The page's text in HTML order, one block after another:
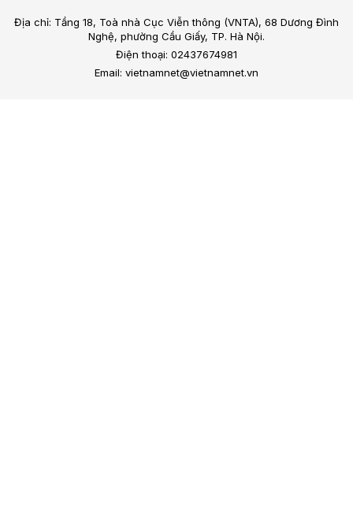
Địa chỉ: Tầng 18, Toà nhà Cục Viễn thông (VNTA), 68 Dương Đình
Nghệ, phường Cầu Giấy, TP. Hà Nội.
Điện thoại: 02437674981
Email: vietnamnet@vietnamnet.vn